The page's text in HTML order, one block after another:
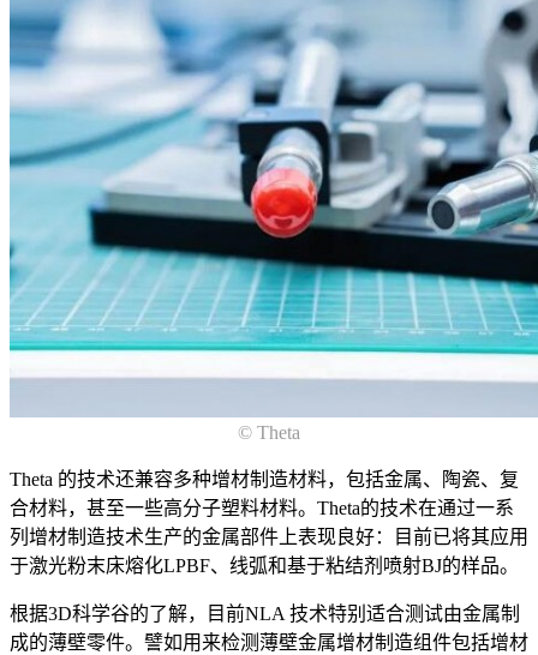
© Theta
Theta 的技术还兼容多种增材制造材料，包括金属、陶瓷、复
合材料，甚至一些高分子塑料材料。Theta的技术在通过一系
列增材制造技术生产的金属部件上表现良好：目前已将其应用
于激光粉末床熔化LPBF、线弧和基于粘结剂喷射BJ的样品。
根据3D科学谷的了解，目前NLA 技术特别适合测试由金属制
成的薄壁零件。譬如用来检测薄壁金属增材制造组件包括增材